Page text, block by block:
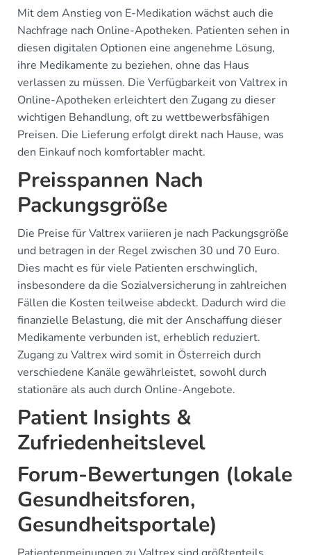
Mit dem Anstieg von E-Medikation wächst auch die
Nachfrage nach Online-Apotheken. Patienten sehen in
diesen digitalen Optionen eine angenehme Lösung,
ihre Medikamente zu beziehen, ohne das Haus
verlassen zu müssen. Die Verfügbarkeit von Valtrex in
Online-Apotheken erleichtert den Zugang zu dieser
wichtigen Behandlung, oft zu wettbewerbsfähigen
Preisen. Die Lieferung erfolgt direkt nach Hause, was
den Einkauf noch komfortabler macht.
Preisspannen Nach
Packungsgröße
Die Preise für Valtrex variieren je nach Packungsgröße
und betragen in der Regel zwischen 30 und 70 Euro.
Dies macht es für viele Patienten erschwinglich,
insbesondere da die Sozialversicherung in zahlreichen
Fällen die Kosten teilweise abdeckt. Dadurch wird die
finanzielle Belastung, die mit der Anschaffung dieser
Medikamente verbunden ist, erheblich reduziert.
Zugang zu Valtrex wird somit in Österreich durch
verschiedene Kanäle gewährleistet, sowohl durch
stationäre als auch durch Online-Angebote.
Patient Insights &
Zufriedenheitslevel
Forum-Bewertungen (lokale
Gesundheitsforen,
Gesundheitsportale)